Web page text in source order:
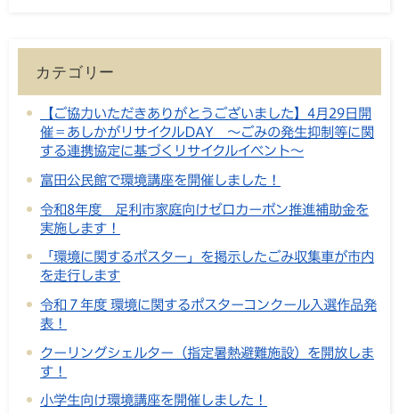
カテゴリー
【ご協力いただきありがとうございました】4月29日開
催＝あしかがリサイクルDAY ～ごみの発生抑制等に関
する連携協定に基づくリサイクルイベント～
富田公民館で環境講座を開催しました！
令和8年度 足利市家庭向けゼロカーボン推進補助金を
実施します！
「環境に関するポスター」を掲示したごみ収集車が市内
を走行します
令和７年度 環境に関するポスターコンクール入選作品発
表！
クーリングシェルター（指定暑熱避難施設）を開放しま
す！
小学生向け環境講座を開催しました！